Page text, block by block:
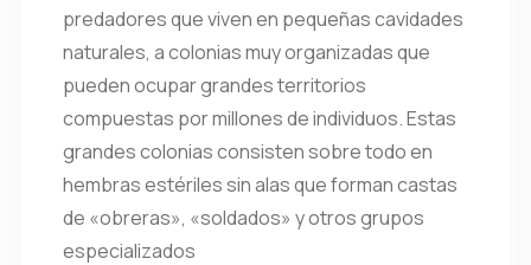
predadores que viven en pequeñas cavidades
naturales, a colonias muy organizadas que
pueden ocupar grandes territorios
compuestas por millones de individuos. Estas
grandes colonias consisten sobre todo en
hembras estériles sin alas que forman castas
de «obreras», «soldados» y otros grupos
especializados